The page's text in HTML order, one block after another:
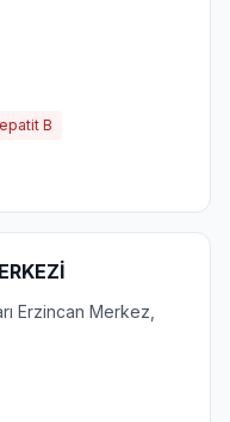
B
Erzincan Merkez,